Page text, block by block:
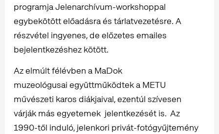
programja Jelenarchívum-workshoppal
egybekötött előadásra és tárlatvezetésre. A
részvétel ingyenes, de előzetes emailes
bejelentkezéshez kötött.
Az elmúlt félévben a MaDok
muzeológusai együttműködtek a METU
művészeti karos diákjaival, ezentúl szívesen
várják más egyetemek jelentkezését is. Az
1990-től induló, jelenkori privát-fotógyűjtemény